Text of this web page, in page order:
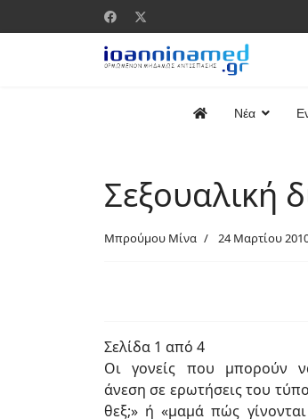
Νέα
Σεξουαλική
Μπρούμου Μίνα 24 Μαρτίου
Σελίδα 1 από 4
Οι γονείς που μπορούν
άνεση σε ερωτήσεις του
θεξ;» ή «μαμά πώς γίνονται